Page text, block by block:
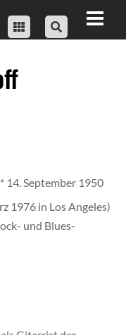
14. September 1950
1976 in Los Angeles)
und Blues-